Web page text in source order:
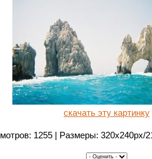
скачать эту картинку
1255 | Размеры: 320x240px/